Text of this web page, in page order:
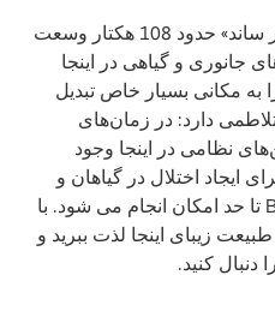
ذخیره‌گاه طبیعی «بیسن‌هورستر ساند» حدود 108 هکتار وسعت
جانوری و گیاهی در اینجا
به مکانی بسیار خاص تبدیل
دارد: در زمان‌های
نظامی در اینجا وجود
ایجاد اختلال در گیاهان و
جانوران در Biesenhorster Sand تا حد امکان انجام می شود. با
زیبای اینجا لذت ببرید و
دنبال کنید.